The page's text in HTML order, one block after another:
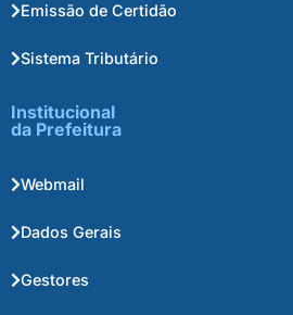
Emissão de Certidão
Sistema Tributário
Institucional
da Prefeitura
Webmail
Dados Gerais
Gestores